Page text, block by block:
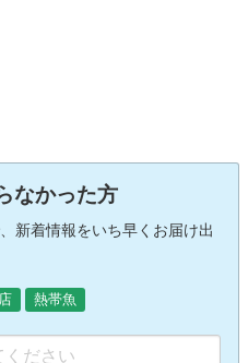
なかった方
新着情報をいち早くお届け出
熱帯魚